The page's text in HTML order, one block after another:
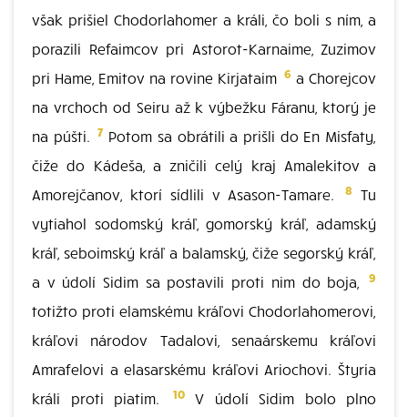
však prišiel Chodorlahomer a králi, čo boli s ním, a
porazili Refaimcov pri Astorot-Karnaime, Zuzimov
pri Hame, Emitov na rovine Kirjataim 6 a Chorejcov
na vrchoch od Seiru až k výbežku Fáranu, ktorý je
na púšti. 7 Potom sa obrátili a prišli do En Misfaty,
čiže do Kádeša, a zničili celý kraj Amalekitov a
Amorejčanov, ktorí sídlili v Asason-Tamare.
8 Tu
vytiahol sodomský kráľ, gomorský kráľ, adamský
kráľ, seboimský kráľ a balamský, čiže segorský kráľ,
a v údolí Sidim sa postavili proti nim do boja,
9
totižto proti elamskému kráľovi Chodorlahomerovi,
kráľovi národov Tadalovi, senaárskemu kráľovi
Amrafelovi a elasarskému kráľovi Ariochovi. Štyria
králi proti piatim.
10V údolí Sidim bolo plno